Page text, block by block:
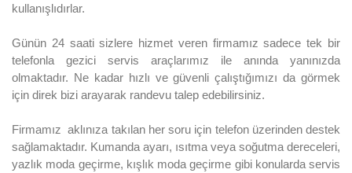
kullanışlıdırlar.
Günün 24 saati sizlere hizmet veren firmamız sadece tek bir
telefonla gezici servis araçlarımız ile anında yanınızda
olmaktadır. Ne kadar hızlı ve güvenli çalıştığımızı da görmek
için direk bizi arayarak randevu talep edebilirsiniz.
Firmamız aklınıza takılan her soru için telefon üzerinden destek
sağlamaktadır. Kumanda ayarı, ısıtma veya soğutma dereceleri,
yazlık moda geçirme, kışlık moda geçirme gibi konularda servis